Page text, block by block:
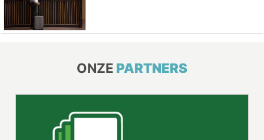
ONZE PARTNERS